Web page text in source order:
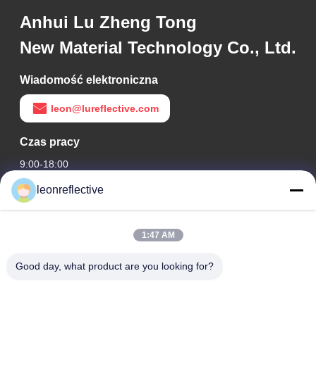
Anhui Lu Zheng Tong
New Material Technology Co., Ltd.
Wiadomość elektroniczna
leon@lureflective.com
Czas pracy
9:00-18:00
Nasz adres
2 piętro, budynek D2, Huayi Science and Technology Park,
leonreflective
1:47 AM
Good day, what product are you looking for?